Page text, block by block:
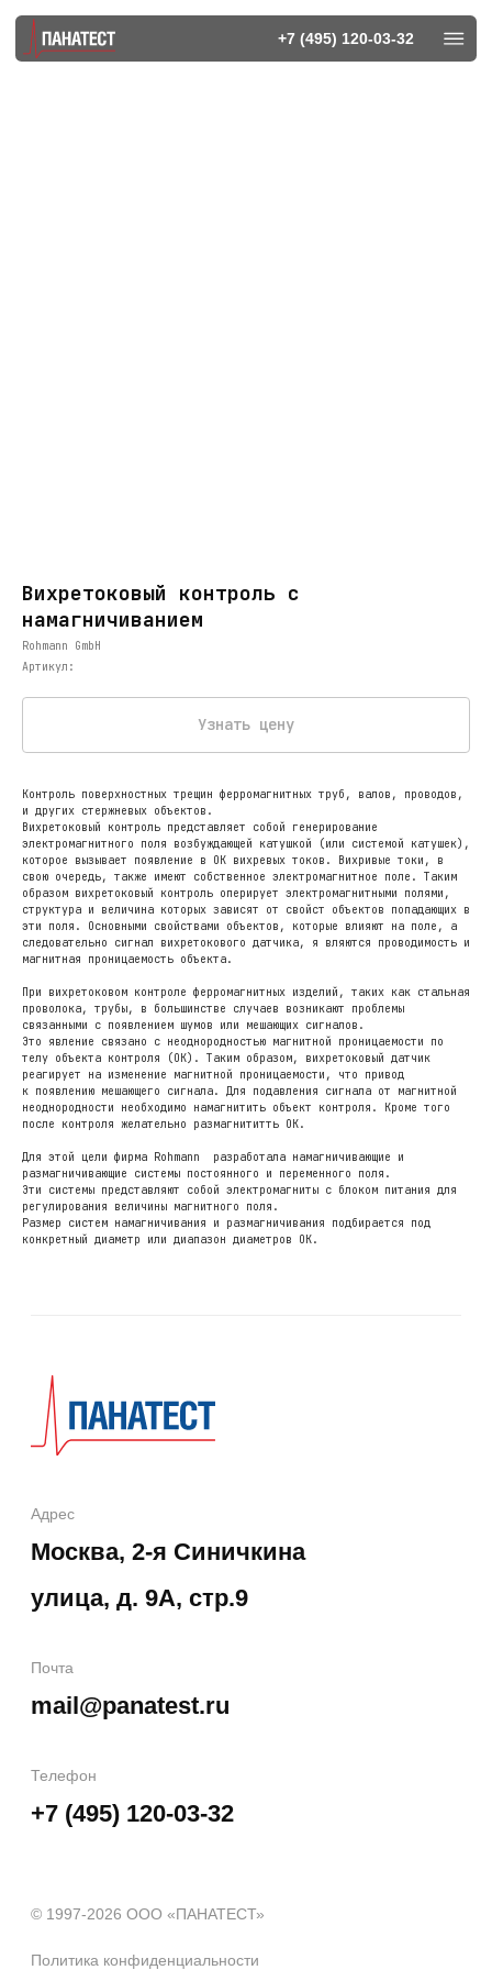
Вихретоковый контроль с
намагничиванием
Rohmann GmbH
Артикул:
Узнать цену
Контроль поверхностных трещин ферромагнитных труб, валов, проводов,
и других стержневых объектов.
Вихретоковый контроль представляет собой генерирование
электромагнитного поля возбуждающей катушкой (или системой катушек),
которое вызывает появление в ОК вихревых токов. Вихривые токи, в
свою очередь, также имеют собственное электромагнитное поле. Таким
образом вихретоковый контроль оперирует электромагнитными полями,
структура и величина которых зависят от свойст объектов попадающих в
эти поля. Основными свойствами объектов, которые влияют на поле, а
следовательно сигнал вихретокового датчика, я вляются проводимость и
магнитная проницаемость объекта.
При вихретоковом контроле ферромагнитных изделий, таких как стальная
проволока, трубы, в большинстве случаев возникают проблемы
связанными с появлением шумов или мешающих сигналов.
Это явление связано с неоднородностью магнитной проницаемости по
телу объекта контроля (ОК). Таким образом, вихретоковый датчик
реагирует на изменение магнитной проницаемости, что привод
к появлению мешающего сигнала. Для подавления сигнала от магнитной
неоднородности необходимо намагнитить объект контроля. Кроме того
после контроля желательно размагнититть ОК.
Для этой цели фирма Rohmann разработала намагничивающие и
размагничивающие системы постоянного и переменного поля.
Эти системы представляют собой электромагниты с блоком питания для
регулирования величины магнитного поля.
Размер систем намагничивания и размагничивания подбирается под
конкретный диаметр или диапазон диаметров ОК.
Политика конфиденциальности
Москва, 2-я Синичкина
Адрес
mail@panatest.ru
Почта